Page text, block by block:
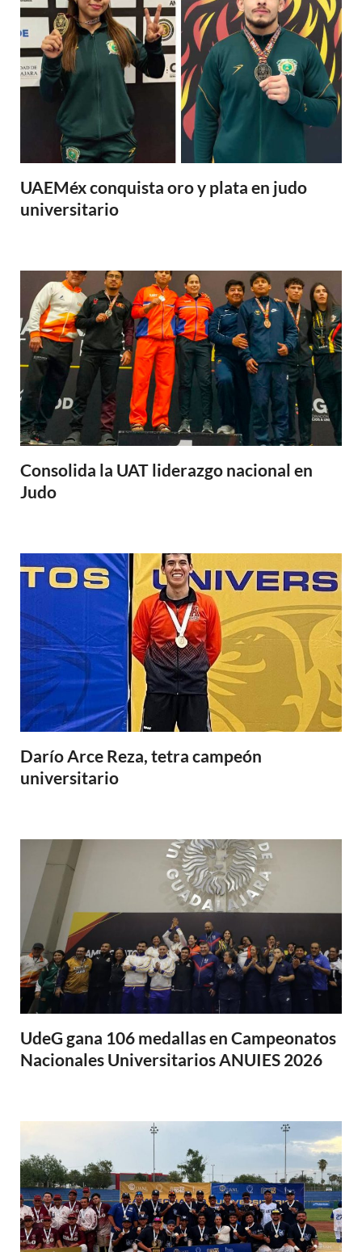
UAEMéx conquista oro y plata en judo
universitario
Consolida la UAT liderazgo nacional en
Judo
Darío Arce Reza, tetra campeón
universitario
UdeG gana 106 medallas en Campeonatos
Nacionales Universitarios ANUIES 2026